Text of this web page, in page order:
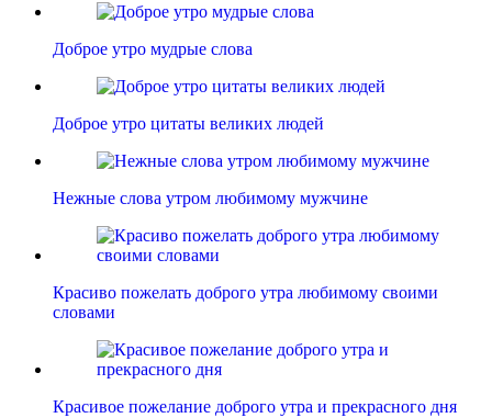
Доброе утро мудрые слова
Доброе утро цитаты великих людей
Нежные слова утром любимому мужчине
Красиво пожелать доброго утра любимому своими
словами
Красивое пожелание доброго утра и прекрасного дня